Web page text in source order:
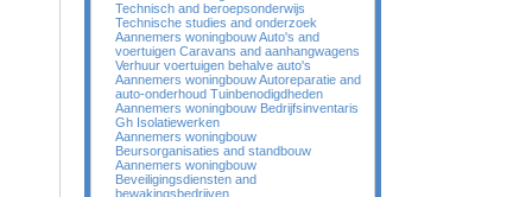
Technisch and beroepsonderwijs
Technische studies and onderzoek
Aannemers woningbouw Auto's and
voertuigen Caravans and aanhangwagens
Verhuur voertuigen behalve auto's
Aannemers woningbouw Autoreparatie and
auto-onderhoud Tuinbenodigdheden
Aannemers woningbouw Bedrijfsinventaris
Gh Isolatiewerken
Aannemers woningbouw
Beursorganisaties and standbouw
Aannemers woningbouw
Beveiligingsdiensten and
bewakingsbedrijven